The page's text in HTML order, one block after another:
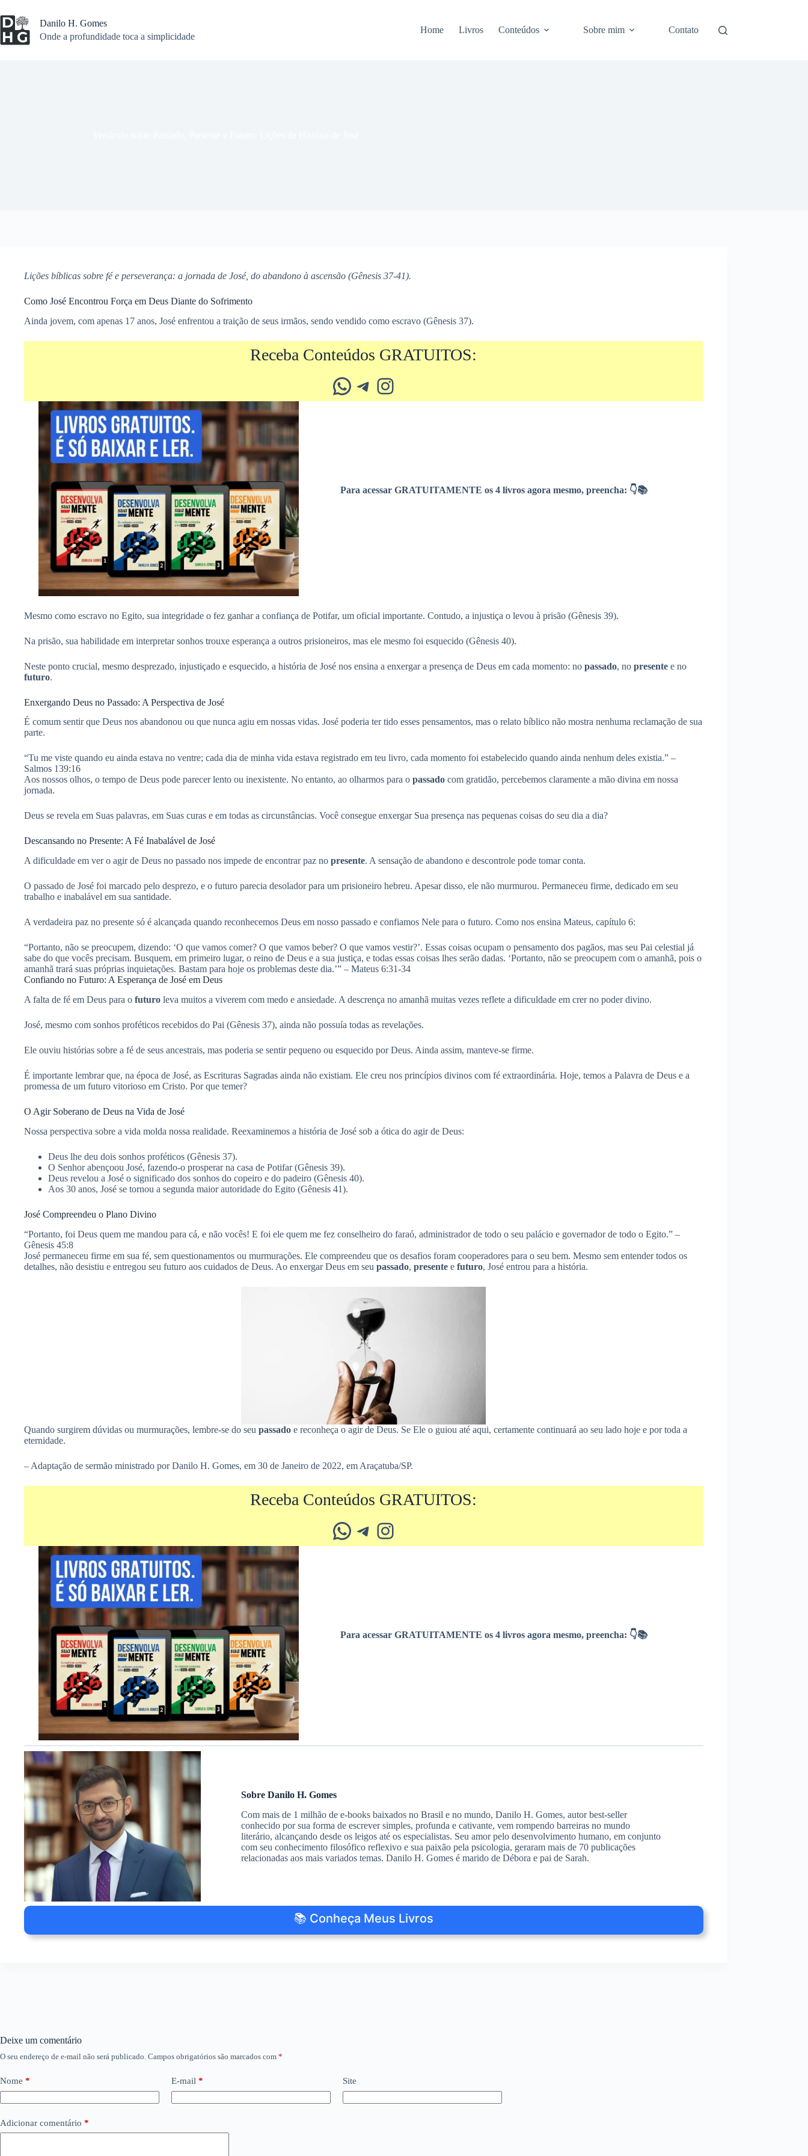
para
o
conteúdo
Danilo H. Gomes
Onde a profundidade toca a simplicidade
Home Livros Conteúdos Sobre mim Contato
Lições bíblicas sobre fé e perseverança: a jornada de José, do abandono à ascensão (Gênesis 37-41).
Como José Encontrou Força em Deus Diante do Sofrimento
Ainda jovem, com apenas 17 anos, José enfrentou a traição de seus irmãos, sendo vendido como escravo (Gênesis 37).
Receba Conteúdos GRATUITOS:
Whatsapp Telegram Instagram
Para acessar GRATUITAMENTE os 4 livros agora mesmo, preencha: 👇📚
Mesmo como escravo no Egito, sua integridade o fez ganhar a confiança de Potifar, um oficial importante. Contudo, a injustiça o levou à prisão (Gênesis 39).
Na prisão, sua habilidade em interpretar sonhos trouxe esperança a outros prisioneiros, mas ele mesmo foi esquecido (Gênesis 40).
Neste ponto crucial, mesmo desprezado, injustiçado e esquecido, a história de José nos ensina a enxergar a presença de Deus em cada momento: no passado, no presente e no
futuro.
Enxergando Deus no Passado: A Perspectiva de José
É comum sentir que Deus nos abandonou ou que nunca agiu em nossas vidas. José poderia ter tido esses pensamentos, mas o relato bíblico não mostra nenhuma reclamação de sua
parte.
“Tu me viste quando eu ainda estava no ventre; cada dia de minha vida estava registrado em teu livro, cada momento foi estabelecido quando ainda nenhum deles existia.” –
Salmos 139:16
Aos nossos olhos, o tempo de Deus pode parecer lento ou inexistente. No entanto, ao olharmos para o passado com gratidão, percebemos claramente a mão divina em nossa
jornada.
Deus se revela em Suas palavras, em Suas curas e em todas as circunstâncias. Você consegue enxergar Sua presença nas pequenas coisas do seu dia a dia?
Descansando no Presente: A Fé Inabalável de José
A dificuldade em ver o agir de Deus no passado nos impede de encontrar paz no presente. A sensação de abandono e descontrole pode tomar conta.
O passado de José foi marcado pelo desprezo, e o futuro parecia desolador para um prisioneiro hebreu. Apesar disso, ele não murmurou. Permaneceu firme, dedicado em seu
trabalho e inabalável em sua santidade.
A verdadeira paz no presente só é alcançada quando reconhecemos Deus em nosso passado e confiamos Nele para o futuro. Como nos ensina Mateus, capítulo 6:
“Portanto, não se preocupem, dizendo: ‘O que vamos comer? O que vamos beber? O que vamos vestir?’. Essas coisas ocupam o pensamento dos pagãos, mas seu Pai celestial já
sabe do que vocês precisam. Busquem, em primeiro lugar, o reino de Deus e a sua justiça, e todas essas coisas lhes serão dadas. ‘Portanto, não se preocupem com o amanhã, pois o
amanhã trará suas próprias inquietações. Bastam para hoje os problemas deste dia.’” – Mateus 6:31-34
Confiando no Futuro: A Esperança de José em Deus
A falta de fé em Deus para o futuro leva muitos a viverem com medo e ansiedade. A descrença no amanhã muitas vezes reflete a dificuldade em crer no poder divino.
José, mesmo com sonhos proféticos recebidos do Pai (Gênesis 37), ainda não possuía todas as revelações.
Ele ouviu histórias sobre a fé de seus ancestrais, mas poderia se sentir pequeno ou esquecido por Deus. Ainda assim, manteve-se firme.
É importante lembrar que, na época de José, as Escrituras Sagradas ainda não existiam. Ele creu nos princípios divinos com fé extraordinária. Hoje, temos a Palavra de Deus e a
promessa de um futuro vitorioso em Cristo. Por que temer?
O Agir Soberano de Deus na Vida de José
Nossa perspectiva sobre a vida molda nossa realidade. Reexaminemos a história de José sob a ótica do agir de Deus:
Deus lhe deu dois sonhos proféticos (Gênesis 37).
O Senhor abençoou José, fazendo-o prosperar na casa de Potifar (Gênesis 39).
Deus revelou a José o significado dos sonhos do copeiro e do padeiro (Gênesis 40).
Aos 30 anos, José se tornou a segunda maior autoridade do Egito (Gênesis 41).
José Compreendeu o Plano Divino
“Portanto, foi Deus quem me mandou para cá, e não vocês! E foi ele quem me fez conselheiro do faraó, administrador de todo o seu palácio e governador de todo o Egito.” –
Gênesis 45:8
José permaneceu firme em sua fé, sem questionamentos ou murmurações. Ele compreendeu que os desafios foram cooperadores para o seu bem. Mesmo sem entender todos os
detalhes, não desistiu e entregou seu futuro aos cuidados de Deus. Ao enxergar Deus em seu passado, presente e futuro, José entrou para a história.
Quando surgirem dúvidas ou murmurações, lembre-se do seu passado e reconheça o agir de Deus. Se Ele o guiou até aqui, certamente continuará ao seu lado hoje e por toda a
eternidade.
– Adaptação de sermão ministrado por Danilo H. Gomes, em 30 de Janeiro de 2022, em Araçatuba/SP.
Receba Conteúdos GRATUITOS:
Whatsapp Telegram Instagram
Para acessar GRATUITAMENTE os 4 livros agora mesmo, preencha: 👇📚
Sobre Danilo H. Gomes
Com mais de 1 milhão de e-books baixados no Brasil e no mundo, Danilo H. Gomes, autor best-seller
conhecido por sua forma de escrever simples, profunda e cativante, vem rompendo barreiras no mundo
literário, alcançando desde os leigos até os especialistas. Seu amor pelo desenvolvimento humano, em conjunto
com seu conhecimento filosófico reflexivo e sua paixão pela psicologia, geraram mais de 70 publicações
relacionadas aos mais variados temas. Danilo H. Gomes é marido de Débora e pai de Sarah.
📚 Conheça Meus Livros
Deixe um comentário
O seu endereço de e-mail não será publicado. Campos obrigatórios são marcados com *
Nome * E-mail * Site
Adicionar comentário *